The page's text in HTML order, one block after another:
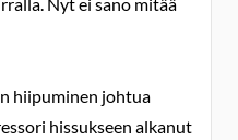
hiipuminen johtua
hissukseen alkanut